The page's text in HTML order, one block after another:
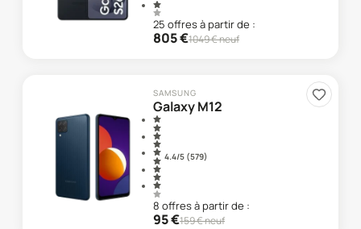
25 offresà partir de :
805€1049€ neuf
SAMSUNG
Galaxy M12
4.4/5 (579)
8 offresà partir de :
95€159€ neuf